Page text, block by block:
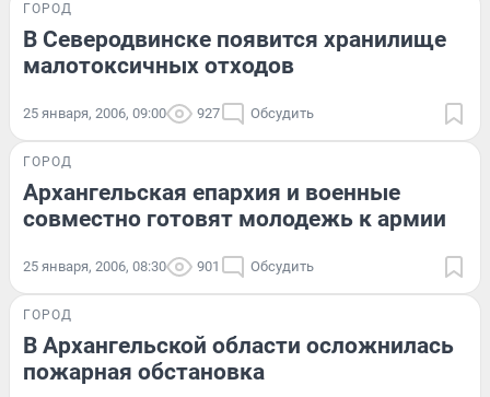
ГОРОД
В Северодвинске появится хранилище
малотоксичных отходов
25 января, 2006, 09:00 927 Обсудить
ГОРОД
Архангельская епархия и военные
совместно готовят молодежь к армии
25 января, 2006, 08:30 901 Обсудить
ГОРОД
В Архангельской области осложнилась
пожарная обстановка